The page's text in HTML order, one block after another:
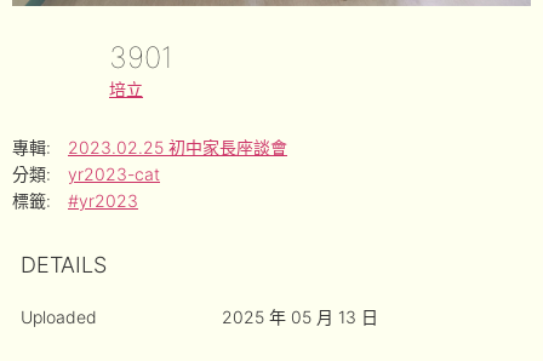
3901
培立
專輯:
2023.02.25 初中家長座談會
分類:
yr2023-cat
標籤:
#yr2023
DETAILS
Uploaded 2025 年 05 月 13 日